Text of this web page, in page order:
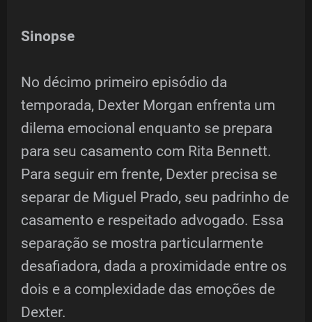
Sinopse
No décimo primeiro episódio da
temporada, Dexter Morgan enfrenta um
dilema emocional enquanto se prepara
para seu casamento com Rita Bennett.
Para seguir em frente, Dexter precisa se
separar de Miguel Prado, seu padrinho de
casamento e respeitado advogado. Essa
separação se mostra particularmente
desafiadora, dada a proximidade entre os
dois e a complexidade das emoções de
Dexter.